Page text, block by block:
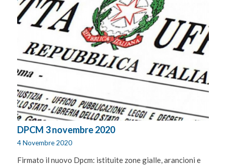
DPCM 3 novembre 2020
4 Novembre 2020
Firmato il nuovo Dpcm: istituite zone gialle, arancioni e